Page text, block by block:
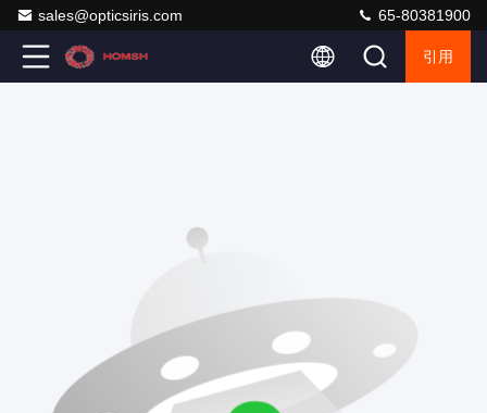
sales@opticsiris.com 65-80381900
引用